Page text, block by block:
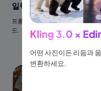
일렉 기타 리프
프롬프트: 디스토션 록 리프와 슬라
드.
인
Kling 3.0 ×
어떤 사진이든 리듬과
변환하세요.